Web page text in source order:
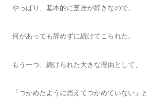
やっぱり、基本的に芝居が好きなので、
何があっても辞めずに続けてこられた。
もう一つ、続けられた大きな理由として、
「つかめたように思えてつかめていない」